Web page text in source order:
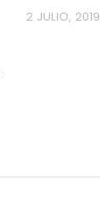
2 JULIO, 2019